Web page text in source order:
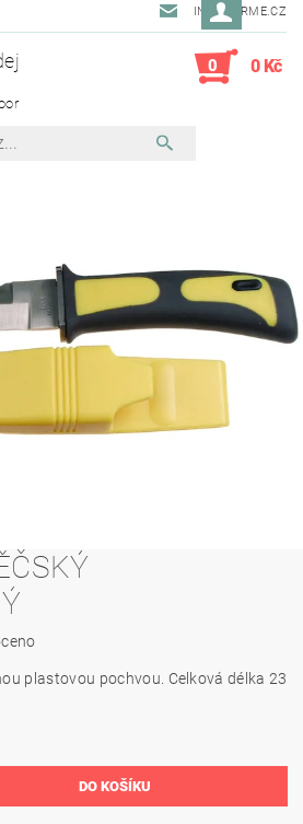
INFO@ARME.CZ
0 0 Kč
plastovou pochvou. Celková délka 23